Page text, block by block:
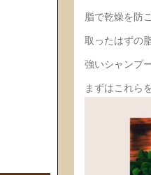
脂で乾燥を防
取ったはずの
強いシャンプ
まずはこれら